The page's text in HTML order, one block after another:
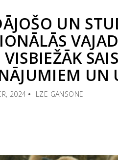
UN
UN
2024 ILZE GANSONE